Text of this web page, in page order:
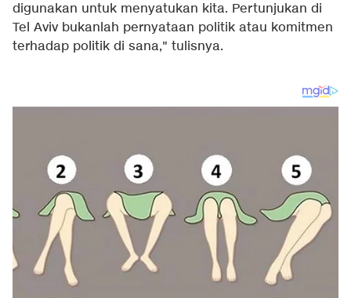
digunakan untuk menyatukan kita. Pertunjukan di
Tel Aviv bukanlah pernyataan politik atau komitmen
terhadap politik di sana," tulisnya.